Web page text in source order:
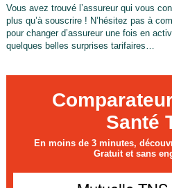
Vous avez trouvé l’assureur qui vous
plus qu’à souscrire ! N’hésitez pas à
pour changer d’assureur une fois en
quelques belles surprises tarifaires…
Santé
En moins de 3 minutes,
Gratuit et sans